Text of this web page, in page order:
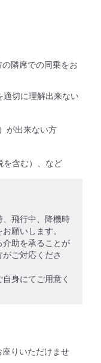
隣席での同乗をお
適切に理解出来ない
が出来ない方
を含む）、など
、飛行中、降機時
願いします。
介助を承ることが
ご対応くださ
身にてご用意く
りいただけませ